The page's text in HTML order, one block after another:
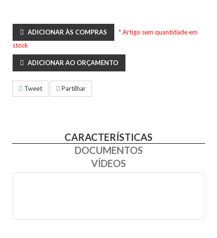
ADICIONAR ÀS COMPRAS
* Artigo sem quantidade em
stock
ADICIONAR AO ORÇAMENTO
Tweet Partilhar
CARACTERÍSTICAS
DOCUMENTOS
VÍDEOS